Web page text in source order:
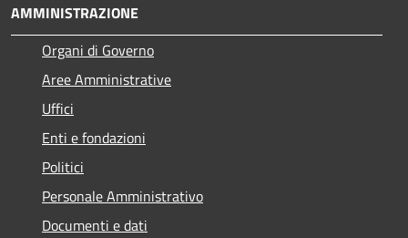
AMMINISTRAZIONE
Organi di Governo
Aree Amministrative
Uffici
Enti e fondazioni
Politici
Personale Amministrativo
Documenti e dati